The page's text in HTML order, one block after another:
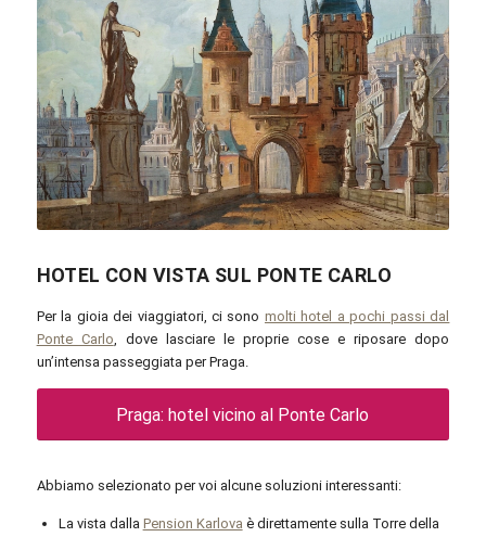
Эрнесто Фонтана / Wikimedia Commons / Public Domain
HOTEL CON VISTA SUL PONTE CARLO
Per la gioia dei viaggiatori, ci sono molti hotel a pochi passi dal
Ponte Carlo, dove lasciare le proprie cose e riposare dopo
un’intensa passeggiata per Praga.
Praga: hotel vicino al Ponte Carlo
Abbiamo selezionato per voi alcune soluzioni interessanti:
La vista dalla Pension Karlova è direttamente sulla Torre della